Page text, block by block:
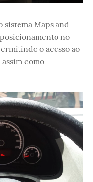
sistema Maps and
no
o acesso ao
como